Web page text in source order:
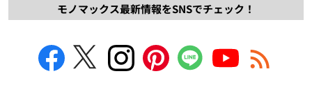
モノマックス最新情報をSNSでチェック！